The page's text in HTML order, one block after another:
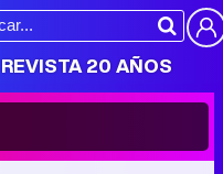
REVISTA 20 AÑOS